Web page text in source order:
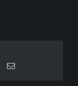
PinterestEmail